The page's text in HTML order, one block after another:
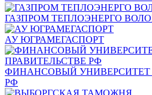
ГАЗПРОМ ТЕПЛОЭНЕРГО
АУ ЮГРАМЕГАСПОРТ
ФИНАНСОВЫЙ УНИВЕРСИТЕТ
РФ